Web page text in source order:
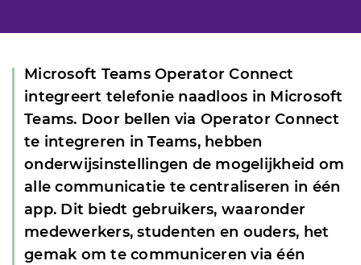
Microsoft Teams Operator Connect
integreert telefonie naadloos in Microsoft
Teams. Door bellen via Operator Connect
te integreren in Teams, hebben
onderwijsinstellingen de mogelijkheid om
alle communicatie te centraliseren in één
app. Dit biedt gebruikers, waaronder
medewerkers, studenten en ouders, het
gemak om te communiceren via één